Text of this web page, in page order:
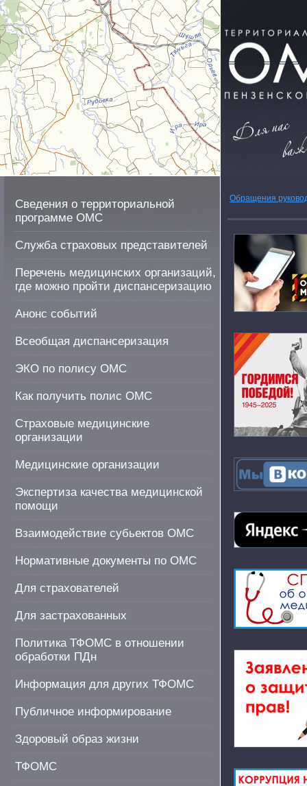
Сведения о территориальной
программе ОМС
Служба страховых представителей
Перечень медицинских организаций,
где можно пройти диспансеризацию
Анонс событий
Всеобщая диспансеризация
ЭКО по полису ОМС
Как получить полис ОМС
Страховые медицинские
организации
Медицинские организации
Экспертиза качества медицинской
помощи
Взаимодействие субьектов ОМС
Нормативные документы по ОМС
Для страхователей
Для застрахованных
Политика ТФОМС в отношении
обработки ПДн
Информация для других ТФОМС
Публичное информирование
Здоровый образ жизни
ТФОМС
Обращения